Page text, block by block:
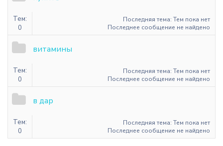
Тем:
0
Последняя тема: Тем пока нет
Последнее сообщение не найдено
витамины
Тем:
0
Последняя тема: Тем пока нет
Последнее сообщение не найдено
в дар
Тем:
0
Последняя тема: Тем пока нет
Последнее сообщение не найдено